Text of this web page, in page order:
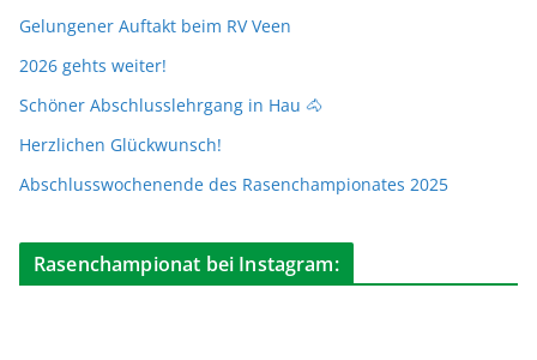
Gelungener Auftakt beim RV Veen
2026 gehts weiter!
Schöner Abschlusslehrgang in Hau 🐴
Herzlichen Glückwunsch!
Abschlusswochenende des Rasenchampionates 2025
Rasenchampionat bei Instagram: